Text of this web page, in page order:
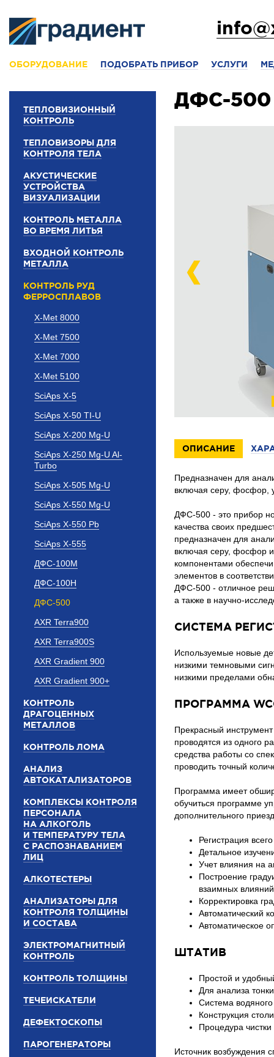
ОБОРУДОВАНИЕ ПОДОБРАТЬ ПРИБОР УСЛУГИ
ТЕПЛОВИЗИОННЫЙ
КОНТРОЛЬ
ТЕПЛОВИЗОРЫ ДЛЯ
КОНТРОЛЯ ТЕЛА
АКУСТИЧЕСКИЕ
УСТРОЙСТВА
ВИЗУАЛИЗАЦИИ
КОНТРОЛЬ МЕТАЛЛА
ВО ВРЕМЯ ЛИТЬЯ
ВХОДНОЙ КОНТРОЛЬ
МЕТАЛЛА
КОНТРОЛЬ РУД
ФЕРРОСПЛАВОВ
X-Met 8000
X-Met 7500
X-Met 7000
X-Met 5100
SciAps X-5
SciAps X-50 TI-U
SciAps X-200 Mg-U
SciAps X-250 Mg-U Al-
Turbo
SciAps X-505 Mg-U
SciAps X-550 Mg-U
SciAps X-550 Pb
SciAps X-555
ДФС-100М
ДФС-100Н
ДФС-500
AXR Terra900
AXR Terra900S
AXR Gradient 900
AXR Gradient 900+
КОНТРОЛЬ
ДРАГОЦЕННЫХ
МЕТАЛЛОВ
КОНТРОЛЬ ЛОМА
АНАЛИЗ
АВТОКАТАЛИЗАТОРОВ
КОМПЛЕКСЫ КОНТРОЛЯ
ПЕРСОНАЛА
НА АЛКОГОЛЬ
И ТЕМПЕРАТУРУ ТЕЛА
С РАСПОЗНАВАНИЕМ
ЛИЦ
АЛКОТЕСТЕРЫ
АНАЛИЗАТОРЫ ДЛЯ
КОНТРОЛЯ ТОЛЩИНЫ
И СОСТАВА
ЭЛЕКТРОМАГНИТНЫЙ
КОНТРОЛЬ
КОНТРОЛЬ ТОЛЩИНЫ
ТЕЧЕИСКАТЕЛИ
ДЕФЕКТОСКОПЫ
ПАРОГЕНЕРАТОРЫ
ДФС-500
ОПИСАНИЕ
Предназначен для
включая серу, фосфор,
ДФС-500 - это прибор
качества своих
предназначен для
включая серу, фосфор
компонентами
элементов в
ДФС-500 - отличное
а также в научно-
СИСТЕМА
Используемые новые
низкими темновыми
низкими пределами
ПРОГРАММА
Прекрасный
проводятся из одного
средства работы со
проводить точный
Программа имеет
обучиться программе
дополнительного
Регистрация
Детальное
Учет влияния на
Построение
взаимных
Корректировка
Автоматический
Автоматическое
ШТАТИВ
Простой и
Для анализа
Система
Конструкция
Процедура
Источник возбуждения